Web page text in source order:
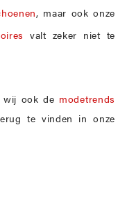
, maar ook onze
valt zeker niet te
wij ook de modetrends
te vinden in onze